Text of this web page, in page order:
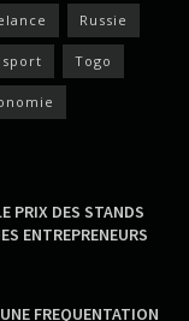
Russie
sport Togo
PRIX DES STANDS
ENTREPRENEURS
FREQUENTATION